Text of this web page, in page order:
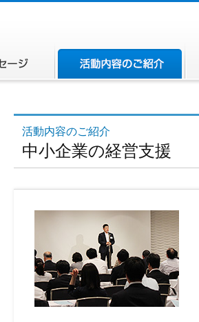
会長メッセージ
活動内容のご紹介
中小企業の経営支援